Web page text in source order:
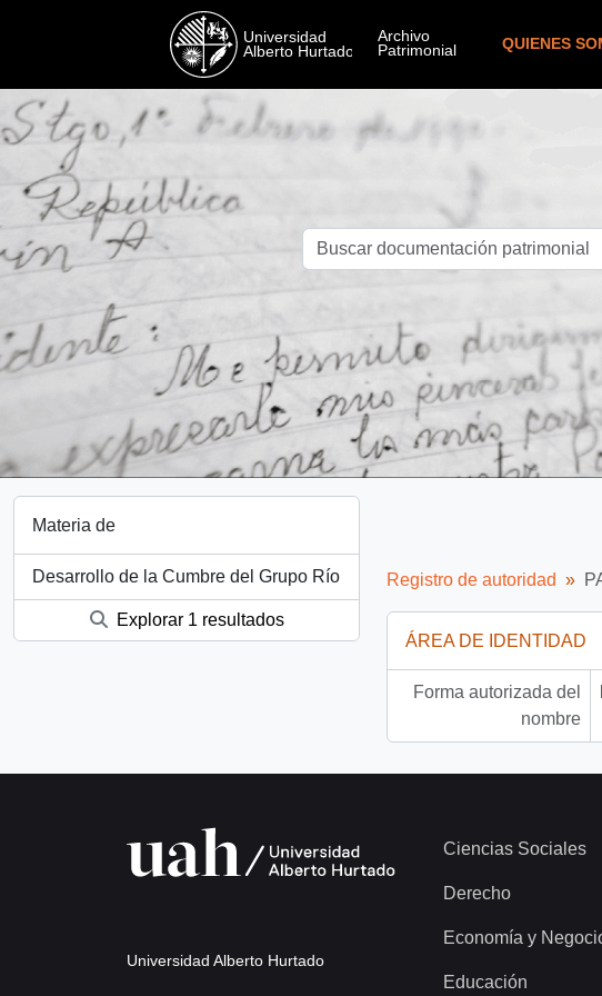
QUIENES
Materia de
Desarrollo de la Cumbre del Grupo Río
Explorar 1 resultados
Registro de autoridad
ÁREA DE IDENTIDAD
Forma autorizada del
nombre
Universidad Alberto Hurtado
Ciencias Sociales
Derecho
Economía y
Educación